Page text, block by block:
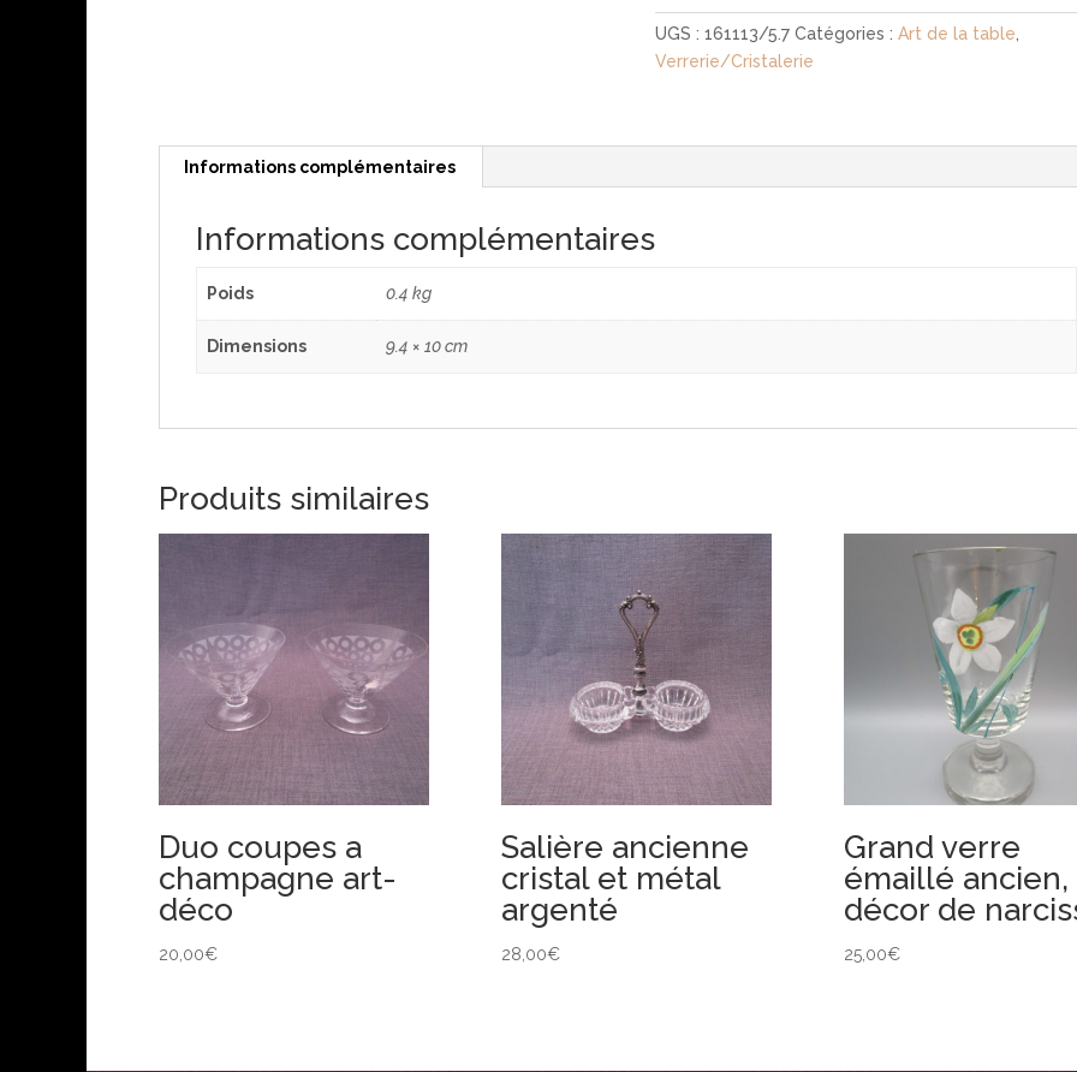
UGS :161113/5.7 Catégories :Art de la table,
Verrerie/Cristalerie
Informations complémentaires
Informations complémentaires
Poids 0.4 kg
Dimensions 9.4 × 10 cm
Produits similaires
Duo coupes a
champagne art-
déco
20,00€
Salière ancienne
cristal et métal
argenté
28,00€
Grand verre
émaillé ancien,
décor de
25,00€